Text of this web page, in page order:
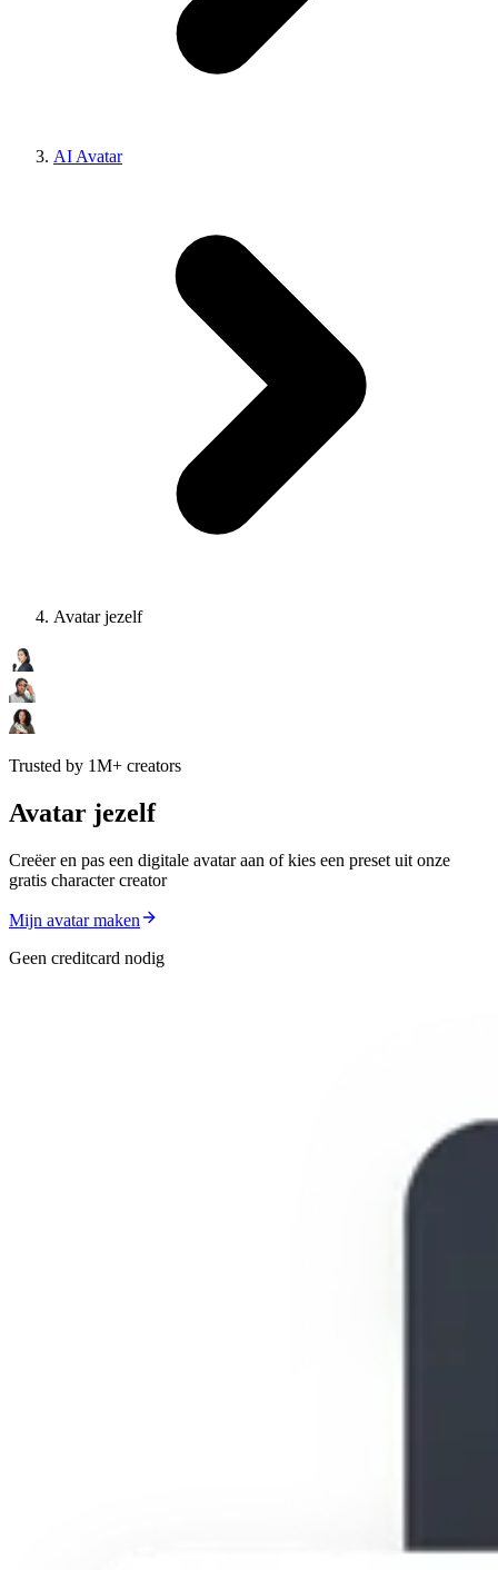
AI Avatar
Avatar jezelf
Trusted by 1M+ creators
Avatar jezelf
Creëer en pas een digitale avatar aan of kies een preset uit onze
gratis character creator
Mijn avatar maken
Geen creditcard nodig